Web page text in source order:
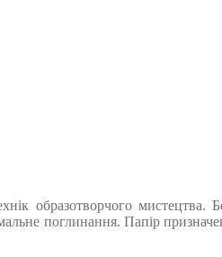
образотворчого мистецтва.
поглинання. Папір